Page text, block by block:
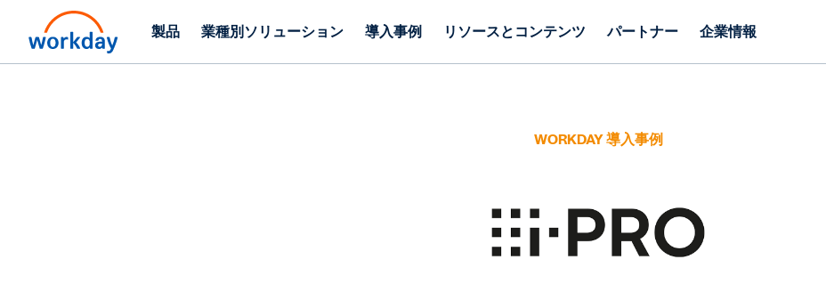
製品 業種別ソリューション 導入事例 リソースとコンテンツ パートナー 企業情報
WORKDAY 導入事例